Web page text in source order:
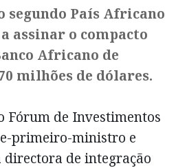
segundo País Africano
assinar o compacto
Africano de
milhões de dólares.
Fórum de Investimentos
primeiro-ministro e
de integração